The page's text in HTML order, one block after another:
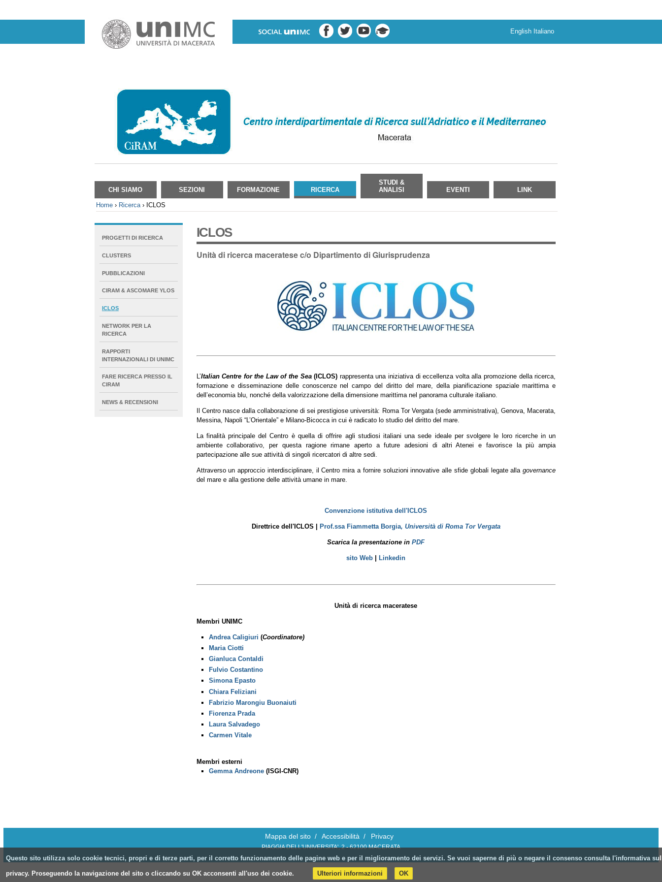
contenuti.
Salta
alla
English Italiano
CHI SIAMO SEZIONI FORMAZIONE RICERCA
STUDI &
ANALISI
EVENTI LINK
Home › Ricerca › ICLOS
ICLOS
Unità di ricerca maceratese c/o Dipartimento di Giurisprudenza
L’Italian Centre for the Law of the Sea (ICLOS) rappresenta una iniziativa di eccellenza volta alla promozione della ricerca,
formazione e disseminazione delle conoscenze nel campo del diritto del mare, della pianificazione spaziale marittima e
dell’economia blu, nonché della valorizzazione della dimensione marittima nel panorama culturale italiano.
Il Centro nasce dalla collaborazione di sei prestigiose università: Roma Tor Vergata (sede amministrativa), Genova, Macerata,
Messina, Napoli “L’Orientale” e Milano-Bicocca in cui è radicato lo studio del diritto del mare.
La finalità principale del Centro è quella di offrire agli studiosi italiani una sede ideale per svolgere le loro ricerche in un
ambiente collaborativo, per questa ragione rimane aperto a future adesioni di altri Atenei e favorisce la più ampia
partecipazione alle sue attività di singoli ricercatori di altre sedi.
Attraverso un approccio interdisciplinare, il Centro mira a fornire soluzioni innovative alle sfide globali legate allagovernance
del mare e alla gestione delle attività umane in mare.
Convenzione istitutiva dell'ICLOS
Direttrice dell'ICLOS | Prof.ssa Fiammetta Borgia, Università di Roma Tor Vergata
Scarica la presentazione inPDF
sito Web Linkedin
Unità di ricerca maceratese
Membri UNIMC
Andrea Caligiuri (Coordinatore)
Maria Ciotti
Gianluca Contaldi
Fulvio Costantino
Simona Epasto
Chiara Feliziani
Fabrizio Marongiu Buonaiuti
Fiorenza Prada
Laura Salvadego
Carmen Vitale
Membri esterni
Gemma Andreone (ISGI-CNR)
EXTENDED
PROGETTI DI RICERCA
CLUSTERS
PUBBLICAZIONI
CIRAM & ASCOMARE YLOS
ICLOS
NETWORK PER LA
RICERCA
RAPPORTI
INTERNAZIONALI DI UNIMC
FARE RICERCA PRESSO IL
CIRAM
NEWS & RECENSIONI
Mappa del sito / Accessibilità / Privacy
PIAGGIA DELL'UNIVERSITA', 2 - 62100 MACERATA
Questo sito utilizza solo cookie tecnici, propri e di terze parti, per il corretto funzionamento delle pagine web e per il miglioramento dei servizi. Se vuoi saperne di più o negare il consenso consulta l'informativa
privacy. Proseguendo la navigazione del sito o cliccando su OK acconsenti all'uso dei cookie. Ulteriori informazioni OK